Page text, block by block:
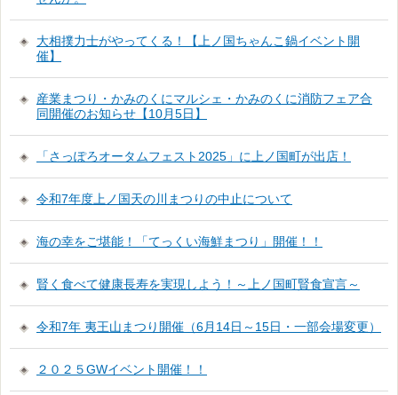
大相撲力士がやってくる！【上ノ国ちゃんこ鍋イベント開
催】
産業まつり・かみのくにマルシェ・かみのくに消防フェア合
同開催のお知らせ【10月5日】
「さっぽろオータムフェスト2025」に上ノ国町が出店！
令和7年度上ノ国天の川まつりの中止について
海の幸をご堪能！「てっくい海鮮まつり」開催！！
賢く食べて健康長寿を実現しよう！～上ノ国町賢食宣言～
令和7年 夷王山まつり開催（6月14日～15日・一部会場変更）
２０２５GWイベント開催！！